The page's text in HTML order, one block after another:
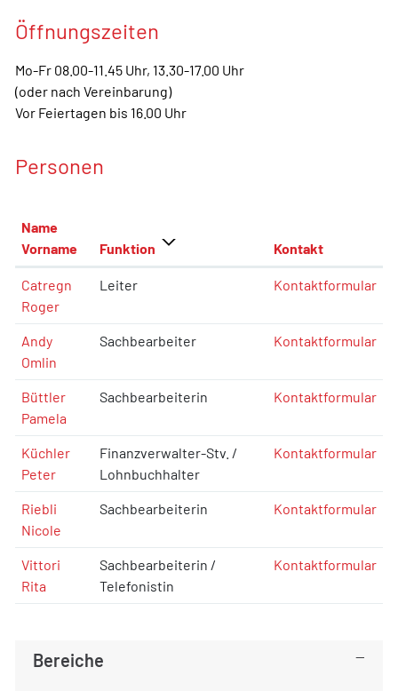
Öffnungszeiten
Mo-Fr 08.00-11.45 Uhr, 13.30-17.00 Uhr
(oder nach Vereinbarung)
Vor Feiertagen bis 16.00 Uhr
Personen
Name
Vorname
Funktion Kontakt
Catregn
Roger
Leiter Kontaktformular
Andy
Omlin
Sachbearbeiter Kontaktformular
Büttler
Pamela
Sachbearbeiterin Kontaktformular
Küchler
Peter
Finanzverwalter-Stv. /
Lohnbuchhalter
Kontaktformular
Riebli
Nicole
Sachbearbeiterin Kontaktformular
Vittori
Rita
Sachbearbeiterin /
Telefonistin
Kontaktformular
Bereiche